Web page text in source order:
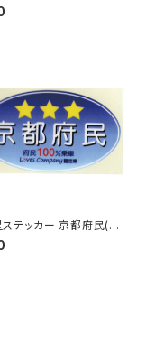
テッカー 京都府民(ブ